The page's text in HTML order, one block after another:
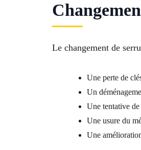
Le changement de
Une perte de
Un
Une tentative
Une usure du
Une